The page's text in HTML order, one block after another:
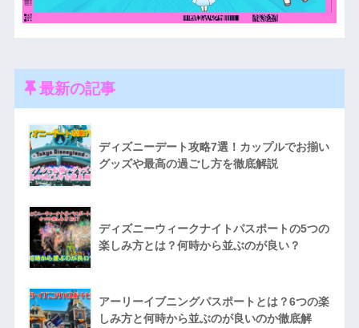
最新の記事
ディズニーデート攻略7選！カップルでお揃い
グッズや最高の過ごし方を徹底解説
ディズニーウィークナイトパスポートの5つの
楽しみ方とは？何時から並ぶのが良い？
アーリーイブニングパスポートとは？6つの楽
しみ方と何時から並ぶのが良いのか徹底解